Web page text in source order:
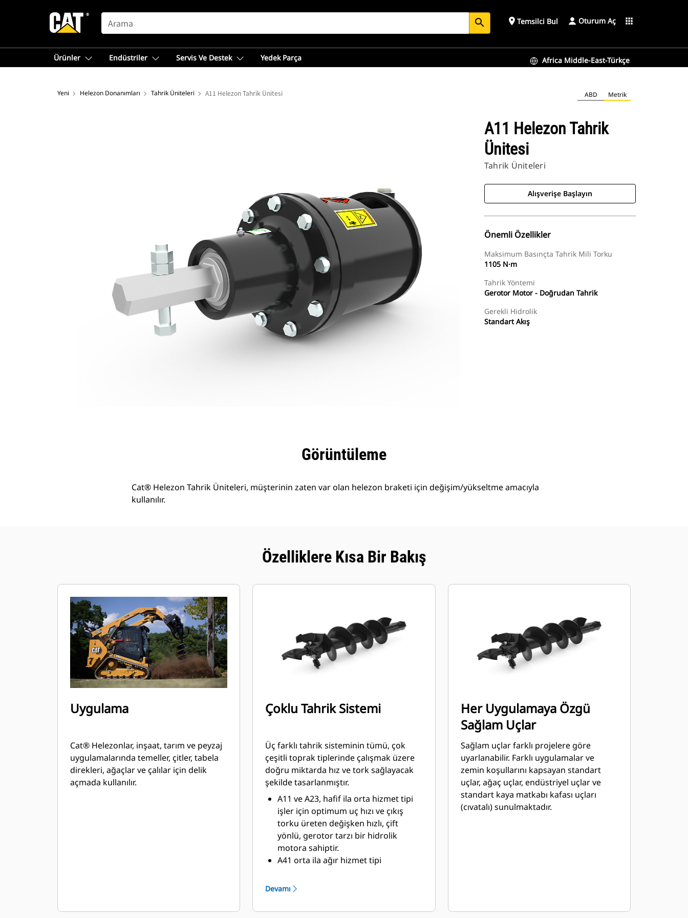
SEARCH search place Temsilci Bul Oturum Aç apps
Ürünler Endüstriler Servis Ve Destek Yedek Parça Africa Middle-East-Türkçe
Yeni Helezon Donanımları Tahrik Üniteleri A11 Helezon Tahrik Ünitesi ABD Metrik
A11 Helezon Tahrik
Ünitesi
Tahrik Üniteleri
Alışverişe Başlayın
Önemli Özellikler
Maksimum Basınçta Tahrik Mili Torku
1105 N·m
Tahrik Yöntemi
Gerotor Motor - Doğrudan Tahrik
Gerekli Hidrolik
Standart Akış
Görüntüleme
Cat® Helezon Tahrik Üniteleri, müşterinin zaten var olan helezon braketi için değişim/yükseltme amacıyla
kullanılır.
Özelliklere Kısa Bir Bakış
Uygulama
Cat® Helezonlar, inşaat, tarım ve peyzaj
uygulamalarında temeller, çitler, tabela
direkleri, ağaçlar ve çalılar için delik
açmada kullanılır.
Çoklu Tahrik Sistemi
Üç farklı tahrik sisteminin tümü, çok
çeşitli toprak tiplerinde çalışmak üzere
doğru miktarda hız ve tork sağlayacak
şekilde tasarlanmıştır.
A11 ve A23, hafif ila orta hizmet tipi
işler için optimum uç hızı ve çıkış
torku üreten değişken hızlı, çift
yönlü, gerotor tarzı bir hidrolik
motora sahiptir.
A41 orta ila ağır hizmet tipi
çıkış torku için bir planet dişli
hızlı, çift yönlü, tek indirgemeli planet
Devamı
Her Uygulamaya Özgü
Sağlam Uçlar
Sağlam uçlar farklı projelere göre
uyarlanabilir. Farklı uygulamalar ve
zemin koşullarını kapsayan standart
uçlar, ağaç uçlar, endüstriyel uçlar ve
standart kaya matkabı kafası uçları
(cıvatalı) sunulmaktadır.